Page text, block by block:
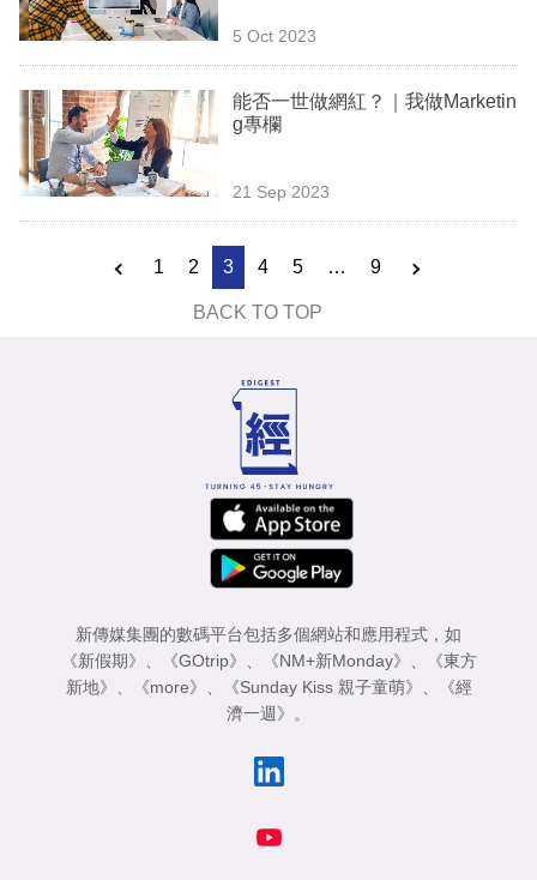
5 Oct 2023
能否一世做網紅？｜我做Marketin
g專欄
21 Sep 2023
1 2 3 4 5 … 9
BACK TO TOP
新傳媒集團的數碼平台包括多個網站和應用程式，如
《新假期》 、 《GOtrip》 、 《NM+新Monday》 、
《東方
新地》 、 《more》 、 《Sunday Kiss 親子童萌》 、
《經
濟一週》 。